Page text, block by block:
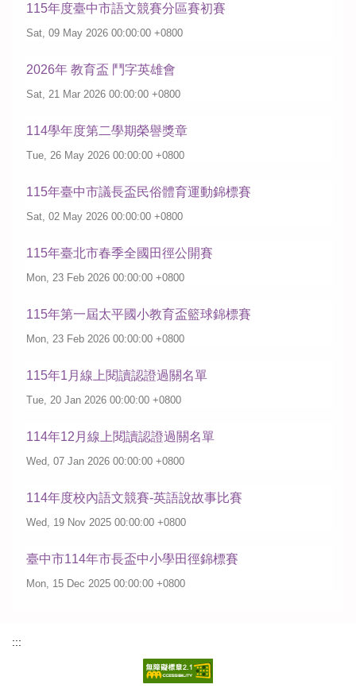
115年度臺中市語文競賽分區賽初賽
Sat, 09 May 2026 00:00:00 +0800
2026年 教育盃 鬥字英雄會
Sat, 21 Mar 2026 00:00:00 +0800
114學年度第二學期榮譽獎章
Tue, 26 May 2026 00:00:00 +0800
115年臺中市議長盃民俗體育運動錦標賽
Sat, 02 May 2026 00:00:00 +0800
115年臺北市春季全國田徑公開賽
Mon, 23 Feb 2026 00:00:00 +0800
115年第一屆太平國小教育盃籃球錦標賽
Mon, 23 Feb 2026 00:00:00 +0800
115年1月線上閱讀認證過關名單
Tue, 20 Jan 2026 00:00:00 +0800
114年12月線上閱讀認證過關名單
Wed, 07 Jan 2026 00:00:00 +0800
114年度校內語文競賽-英語說故事比賽
Wed, 19 Nov 2025 00:00:00 +0800
臺中市114年市長盃中小學田徑錦標賽
Mon, 15 Dec 2025 00:00:00 +0800
:::